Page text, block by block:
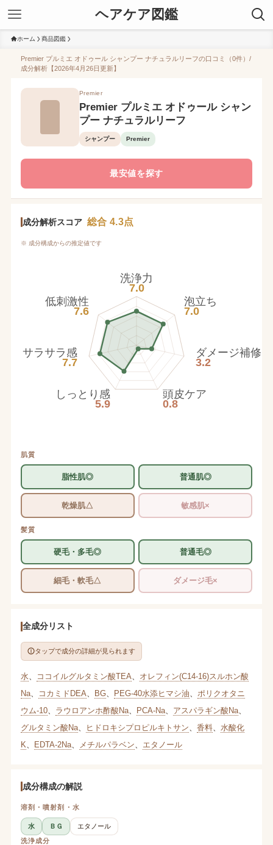
ヘアケア図鑑
ホーム 商品図鑑
Premier プルミエ オドゥール シャンプー ナチュラルリーフの口コミ（0件）/
成分解析【2026年4月26日更新】
Premier
Premier プルミエ オドゥール シャン
プー ナチュラルリーフ
シャンプー Premier
最安値を探す
成分解析スコア 総合 4.3点
※ 成分構成からの推定値です
洗浄力
7.0
泡立ち
7.0
ダメージ補修
3.2
頭皮ケア
0.8
しっとり感
5.9
サラサラ感
7.7
低刺激性
7.6
肌質
脂性肌◎ 普通肌◎
乾燥肌△ 敏感肌×
髪質
硬毛・多毛◎ 普通毛◎
細毛・軟毛△ ダメージ毛×
全成分リスト
タップで成分の詳細が見られます
水 ココイルグルタミン酸TEA
オレフィン(C14-16)スルホン酸
Na、 コカミドDEA BG、 PEG-40水添ヒマシ油
ポリクオタニ
ウム-10、 ラウロアンホ酢酸Na、 PCA-Na、 アスパラギン酸Na、
グルタミン酸Na、 ヒドロキシプロピルキトサン 香料、 水酸化
K
EDTA-2Na、 メチルパラベン エタノール
成分構成の解説
溶剤・噴射剤・水
水 ＢＧ
エタノール
洗浄成分